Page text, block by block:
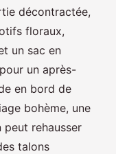
décontractée,
floraux,
un sac en
un après-
en bord de
bohème, une
rehausser
talons